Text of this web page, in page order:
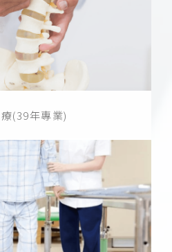
(39年專業)